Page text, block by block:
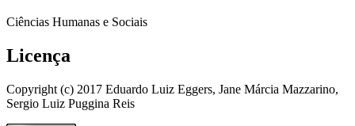
Ciências Humanas e Sociais
Licença
Copyright (c) 2017 Eduardo Luiz Eggers, Jane Márcia Mazzarino,
Sergio Luiz Puggina Reis